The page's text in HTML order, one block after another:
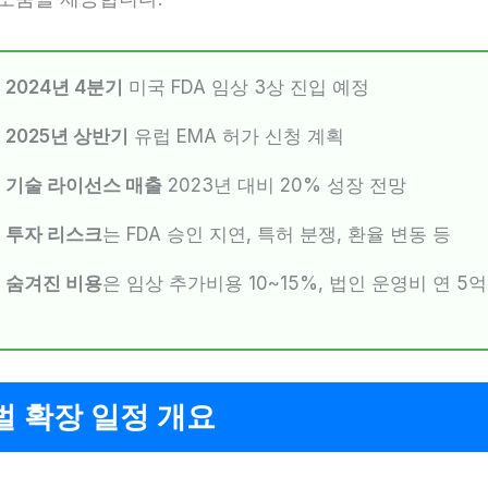
2024년 4분기 미국 FDA 임상 3상 진입 예정
2025년 상반기 유럽 EMA 허가 신청 계획
기술 라이선스 매출 2023년 대비 20% 성장 전망
투자 리스크는 FDA 승인 지연, 특허 분쟁, 환율 변동 등
숨겨진 비용은 임상 추가비용 10~15%, 법인 운영비 연 5
확장 일정 개요